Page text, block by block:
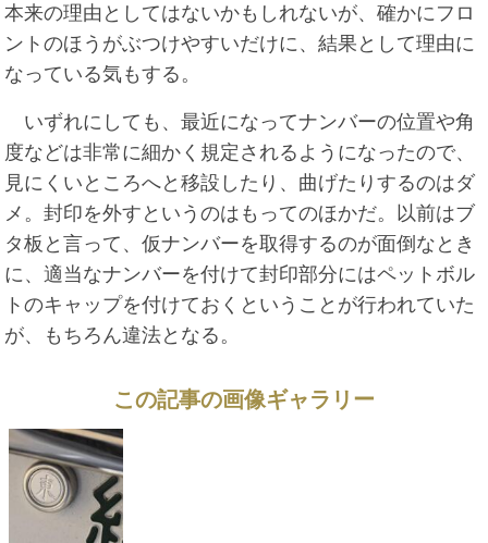
本来の理由としてはないかもしれないが、確かにフロ
ントのほうがぶつけやすいだけに、結果として理由に
なっている気もする。
いずれにしても、最近になってナンバーの位置や角
度などは非常に細かく規定されるようになったので、
見にくいところへと移設したり、曲げたりするのはダ
メ。封印を外すというのはもってのほかだ。以前はブ
タ板と言って、仮ナンバーを取得するのが面倒なとき
に、適当なナンバーを付けて封印部分にはペットボル
トのキャップを付けておくということが行われていた
が、もちろん違法となる。
この記事の画像ギャラリー